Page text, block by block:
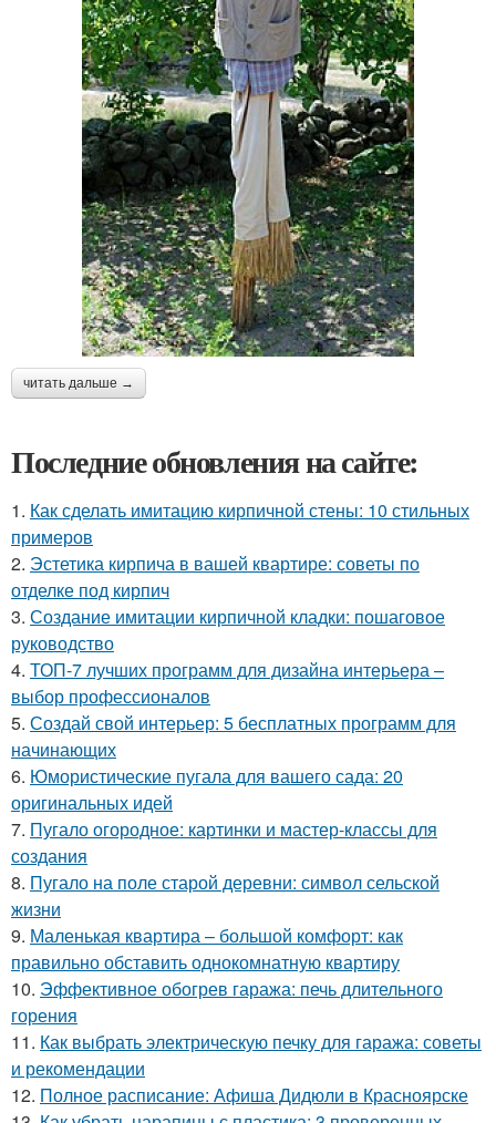
читать дальше →
Последние обновления на сайте:
1. Как сделать имитацию кирпичной стены: 10 стильных
примеров
2. Эстетика кирпича в вашей квартире: советы по
отделке под кирпич
3. Создание имитации кирпичной кладки: пошаговое
руководство
4. ТОП-7 лучших программ для дизайна интерьера –
выбор профессионалов
5. Создай свой интерьер: 5 бесплатных программ для
начинающих
6. Юмористические пугала для вашего сада: 20
оригинальных идей
7. Пугало огородное: картинки и мастер-классы для
создания
8. Пугало на поле старой деревни: символ сельской
жизни
9. Маленькая квартира – большой комфорт: как
правильно обставить однокомнатную квартиру
10. Эффективное обогрев гаража: печь длительного
горения
11. Как выбрать электрическую печку для гаража: советы
и рекомендации
12. Полное расписание: Афиша Дидюли в Красноярске